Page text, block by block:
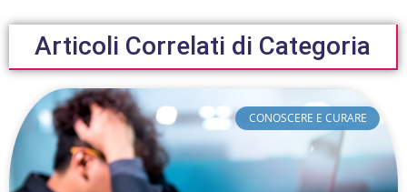
Articoli Correlati di Categoria
CONOSCERE E CURARE